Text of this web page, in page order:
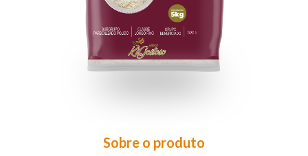
Sobre o produto